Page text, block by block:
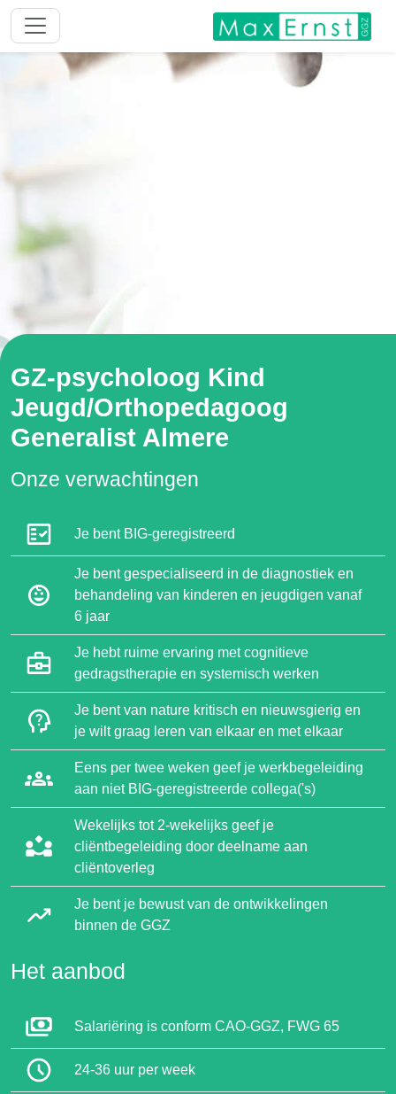
GZ-psycholoog Kind
Jeugd/Orthopedagoog
Generalist Almere
Onze verwachtingen
Je bent BIG-geregistreerd
Je bent gespecialiseerd in de diagnostiek en
behandeling van kinderen en jeugdigen vanaf
6 jaar
Je hebt ruime ervaring met cognitieve
gedragstherapie en systemisch werken
Je bent van nature kritisch en nieuwsgierig en
je wilt graag leren van elkaar en met elkaar
Eens per twee weken geef je werkbegeleiding
aan niet BIG-geregistreerde collega('s)
Wekelijks tot 2-wekelijks geef je
cliëntbegeleiding door deelname aan
cliëntoverleg
Je bent je bewust van de ontwikkelingen
binnen de GGZ
Het aanbod
Salariëring is conform CAO-GGZ, FWG 65
24-36 uur per week